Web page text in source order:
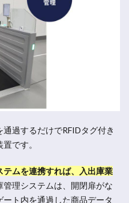
過するだけでRFIDタグ付き
です。
ムを連携すれば、入出庫業
管理システムは、開閉扉がな
ト内を通過した商品データ